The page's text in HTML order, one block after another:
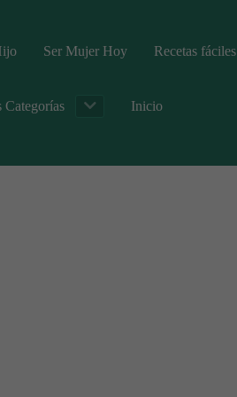
Ser Mujer Hoy Recetas fáciles
Categorías Inicio